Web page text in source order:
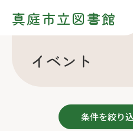
真庭市立図書館
イベント
条件を絞り